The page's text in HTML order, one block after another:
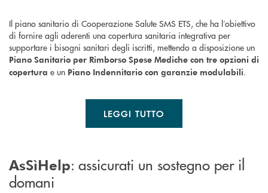
Il piano sanitario di Cooperazione Salute SMS ETS, che ha l’obiettivo
di fornire agli aderenti una copertura sanitaria integrativa per
supportare i bisogni sanitari degli iscritti, mettendo a disposizione un
Piano Sanitario per Rimborso Spese Mediche con tre opzioni di
copertura e un Piano Indennitario con garanzie modulabili.
LEGGI TUTTO
AsSìHelp: assicurati un sostegno per il
domani